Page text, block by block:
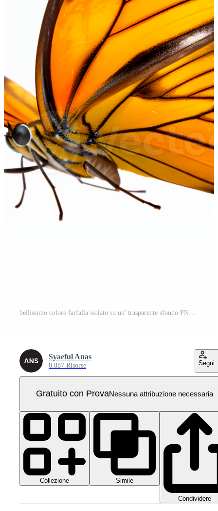
Syaeful Anas
8.887 Risorse Segui
Gratuito con ProvaNessuna attribuzione necessaria
Collezione Simile
Condividere